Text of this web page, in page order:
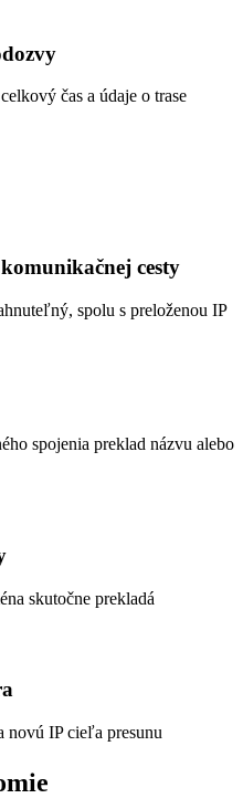
čas a údaje o trase
cesty
spolu s preloženou IP
spojenia preklad názvu alebo
skutočne prekladá
novú IP cieľa presunu